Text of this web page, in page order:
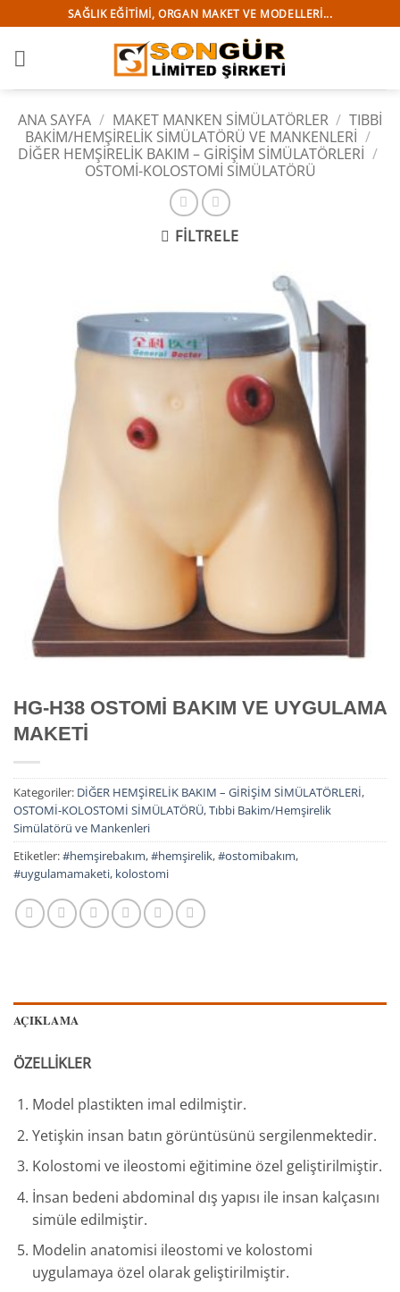
atla
SAĞLIK EĞITIMI, ORGAN MAKET VE MODELLERI...
ANA SAYFA / MAKET MANKEN SİMÜLATÖRLER / TIBBI
BAKIM/HEMŞIRELIK SIMÜLATÖRÜ VE MANKENLERI /
DİĞER HEMŞİRELİK BAKIM – GİRİŞİM SİMÜLATÖRLERİ /
OSTOMİ-KOLOSTOMİ SİMÜLATÖRÜ
FILTRELE
HG-H38 OSTOMİ BAKIM VE UYGULAMA
MAKETİ
Kategoriler: DİĞER HEMŞİRELİK BAKIM – GİRİŞİM SİMÜLATÖRLERİ,
OSTOMİ-KOLOSTOMİ SİMÜLATÖRÜ,Tıbbi Bakim/Hemşirelik
Simülatörü ve Mankenleri
Etiketler:#hemşirebakım,#hemşirelik,#ostomibakım,
#uygulamamaketi, kolostomi
AÇIKLAMA
ÖZELLİKLER
Model plastikten imal edilmiştir.
Yetişkin insan batın görüntüsünü sergilenmektedir.
Kolostomi ve ileostomi eğitimine özel geliştirilmiştir.
İnsan bedeni abdominal dış yapısı ile insan kalçasını
simüle edilmiştir.
Modelin anatomisi ileostomi ve kolostomi
uygulamaya özel olarak geliştirilmiştir.